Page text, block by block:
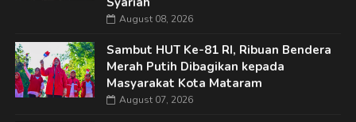
August 08, 2026
Sambut HUT Ke-81 RI, Ribuan Bendera
Merah Putih Dibagikan kepada
Masyarakat Kota Mataram
August 07, 2026